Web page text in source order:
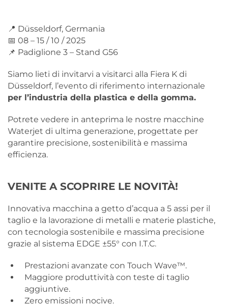
📍 Düsseldorf, Germania
📅 08 – 15 / 10 / 2025
📌 Padiglione 3 – Stand G56
Siamo lieti di invitarvi a visitarci alla Fiera K di
Düsseldorf, l’evento di riferimento internazionale
per l’industria della plastica e della gomma.
Potrete vedere in anteprima le nostre macchine
Waterjet di ultima generazione, progettate per
garantire precisione, sostenibilità e massima
efficienza.
VENITE A SCOPRIRE LE NOVITÀ!
Innovativa macchina a getto d’acqua a 5 assi per il
taglio e la lavorazione di metalli e materie plastiche,
con tecnologia sostenibile e massima precisione
grazie al sistema EDGE ±55° con I.T.C.
Prestazioni avanzate con Touch Wave™.
Maggiore produttività con teste di taglio
aggiuntive.
Zero emissioni nocive.